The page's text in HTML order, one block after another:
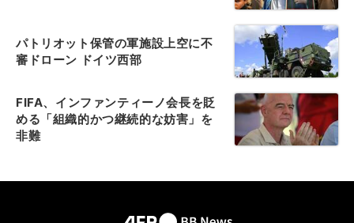
パトリオット保管の軍施設上空に不
審ドローン ドイツ西部
FIFA、インファンティーノ会長を貶
める「組織的かつ継続的な妨害」を
非難